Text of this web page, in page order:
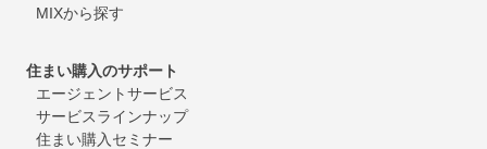
MIXから探す
住まい購入のサポート
エージェントサービス
サービスラインナップ
住まい購入セミナー